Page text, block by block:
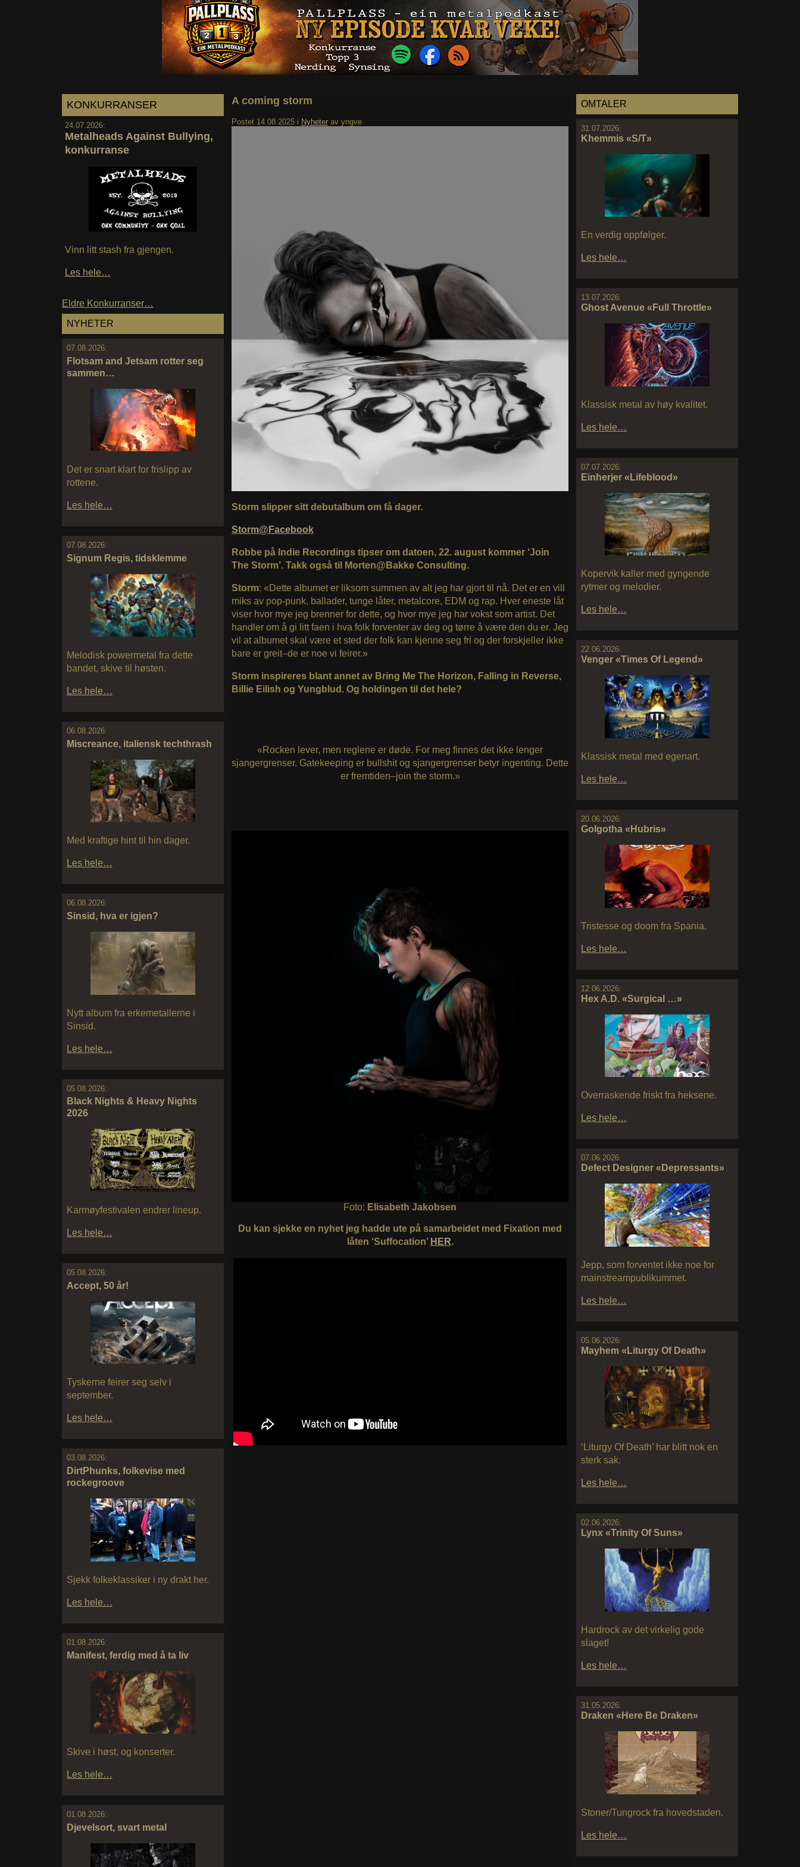
KONKURRANSER
24.07.2026:
Metalheads Against Bullying,
konkurranse
Vinn litt stash fra gjengen.
Les hele…
Eldre Konkurranser…
NYHETER
07.08.2026:
Flotsam and Jetsam rotter seg
sammen…
Det er snart klart for frislipp av
rottene.
Les hele…
07.08.2026:
Signum Regis, tidsklemme
Melodisk powermetal fra dette
bandet, skive til høsten.
Les hele…
06.08.2026:
Miscreance, italiensk techthrash
Med kraftige hint til hin dager.
Les hele…
06.08.2026:
Sinsid, hva er igjen?
Nytt album fra erkemetallerne i
Sinsid.
Les hele…
05.08.2026:
Black Nights & Heavy Nights
2026
Karmøyfestivalen endrer lineup.
Les hele…
05.08.2026:
Accept, 50 år!
Tyskerne feirer seg selv i
september.
Les hele…
03.08.2026:
DirtPhunks, folkevise med
rockegroove
Sjekk folkeklassiker i ny drakt her.
Les hele…
01.08.2026:
Manifest, ferdig med å ta liv
Skive i høst, og konserter.
Les hele…
01.08.2026:
Djevelsort, svart metal
OMTALER
31.07.2026:
Khemmis «S/T»
En verdig oppfølger.
Les hele…
13.07.2026:
Ghost Avenue «Full Throttle»
Klassisk metal av høy kvalitet.
Les hele…
07.07.2026:
Einherjer «Lifeblood»
Kopervik kaller med gyngende
rytmer og melodier.
Les hele…
22.06.2026:
Venger «Times Of Legend»
Klassisk metal med egenart.
Les hele…
20.06.2026:
Golgotha «Hubris»
Tristesse og doom fra Spania.
Les hele…
12.06.2026:
Hex A.D. «Surgical …»
Overraskende friskt fra heksene.
Les hele…
07.06.2026:
Defect Designer «Depressants»
Jepp, som forventet ikke noe for
mainstreampublikummet.
Les hele…
05.06.2026:
Mayhem «Liturgy Of Death»
‘Liturgy Of Death’ har blitt nok en
sterk sak.
Les hele…
02.06.2026:
Lynx «Trinity Of Suns»
Hardrock av det virkelig gode
slaget!
Les hele…
31.05.2026:
Draken «Here Be Draken»
Stoner/Tungrock fra hovedstaden.
Les hele…
A coming storm
Postet 14.08.2025 i Nyheter av yngve
Storm slipper sitt debutalbum om få dager.
Storm@Facebook
Robbe på Indie Recordings tipser om datoen, 22. august kommer ‘Join
The Storm’. Takk også til Morten@Bakke Consulting.
Storm: «Dette albumet er liksom summen av alt jeg har gjort til nå. Det er en vill
miks av pop-punk, ballader, tunge låter, metalcore, EDM og rap. Hver eneste låt
viser hvor mye jeg brenner for dette, og hvor mye jeg har vokst som artist. Det
handler om å gi litt faen i hva folk forventer av deg og tørre å være den du er. Jeg
vil at albumet skal være et sted der folk kan kjenne seg fri og der forskjeller ikke
bare er greit–de er noe vi feirer.»
Storm inspireres blant annet av Bring Me The Horizon, Falling in Reverse,
Billie Eilish og Yungblud. Og holdingen til det hele?
«Rocken lever, men reglene er døde. For meg finnes det ikke lenger
sjangergrenser. Gatekeeping er bullshit og sjangergrenser betyr ingenting. Dette
er fremtiden–join the storm.»
Foto: Elisabeth Jakobsen
Du kan sjekke en nyhet jeg hadde ute på samarbeidet med Fixation med
låten ‘Suffocation’ HER.